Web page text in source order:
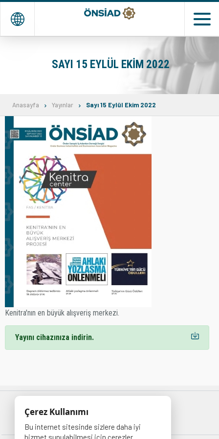
TR
EN
DERNEK ve ÜYELER
TEMSİLCİLİKLERİMİZ
ETKİNLİKLER
MEDYA
İLETİŞİM
ÜYELİK İŞLEMLERİ
SAYI 15 EYLÜL EKIM 2022
Anasayfa Yayınlar Sayı 15 Eylül Ekim 2022
Kenitra'nın en büyük alışveriş merkezi.
Yayını cihazınıza indirin.
Çerez Kullanımı
Bu internet sitesinde sizlere daha iyi
hizmet sunulabilmesi için çerezler